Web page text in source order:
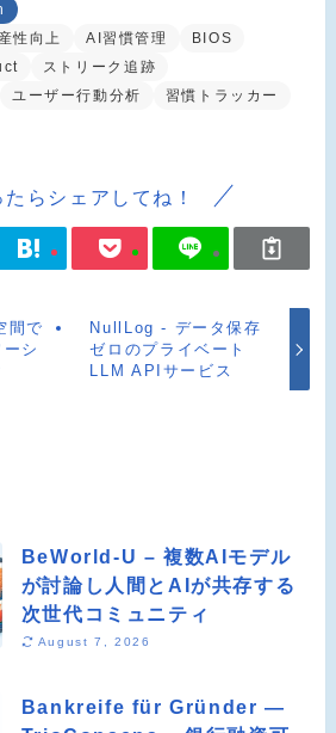
性向上 AI習慣管理
BIOS
ストリーク追跡
ユーザー行動分析
習慣トラッカー
たらシェアしてね！
間で
シ
NullLog - データ保存
ゼロのプライベート
LLM APIサービス
BeWorld-U – 複数AIモデル
が討論し人間とAIが共存する
次世代コミュニティ
August 7, 2026
Bankreife für Gründer —